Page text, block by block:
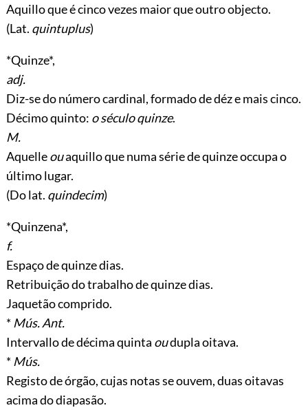
Aquillo que é cinco vezes maior que outro objecto.
(Lat. quintuplus)
*Quinze*,
adj.
Diz-se do número cardinal, formado de déz e mais cinco.
Décimo quinto: o século quinze.
M.
Aquelleouaquillo que numa série de quinze occupa o
último lugar.
(Do lat. quindecim)
*Quinzena*,
f.
Espaço de quinze dias.
Retribuição do trabalho de quinze dias.
Jaquetão comprido.
* Mús. Ant.
Intervallo de décima quinta oudupla oitava.
* Mús.
Registo de órgão, cujas notas se ouvem, duas oitavas
acima do diapasão.